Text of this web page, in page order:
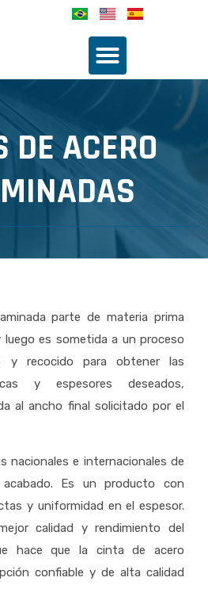
DE ACERO
parte de materia prima
luego es sometida a un proceso
y recocido para obtener las
y espesores deseados,
al ancho final solicitado por el
nacionales e internacionales de
Es un producto con
y uniformidad en el espesor.
calidad y rendimiento del
hace que la cinta de acero
confiable y de alta calidad